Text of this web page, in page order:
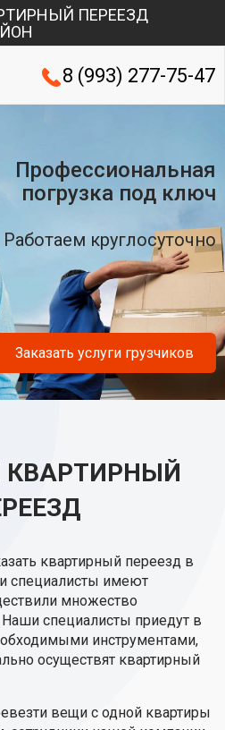
ПЕРЕЕЗД
8 (993) 277-75-47
Профессиональная
погрузка под ключ
Работаем круглосуточно
Заказать услуги грузчиков
КВАРТИРНЫЙ
квартирный переезд в
специалисты имеют
множество
специалисты приедут в
инструментами,
осуществят квартирный
вещи с одной квартиры